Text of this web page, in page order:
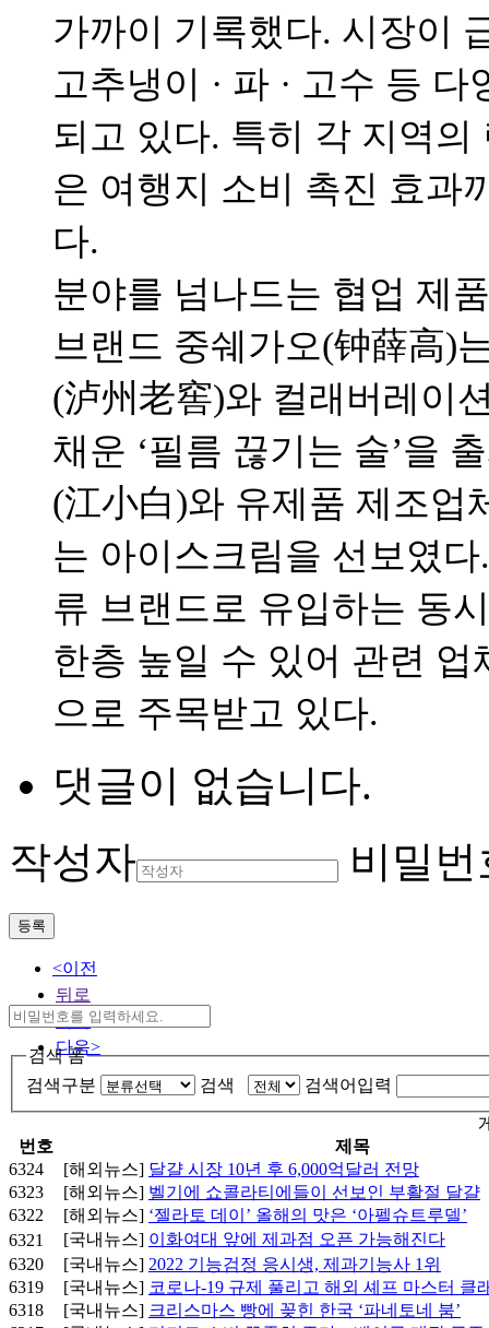
가까이 기록했다. 시장이
고추냉이 · 파 · 고수 등
되고 있다. 특히 각 지역
은 여행지 소비 촉진 효과
다.
분야를 넘나드는 협업 제
브랜드 중쉐가오(钟薛高)
(泸州老窖)와 컬래버레이
채운 ‘필름 끊기는 술’을
(江小白)와 유제품 제조업
는 아이스크림을 선보였
류 브랜드로 유입하는 동
한층 높일 수 있어 관련
으로 주목받고 있다.
댓글이 없습니다.
작성자
비밀번
등록
<이전
뒤로
목록
다음>
검색 폼
검색구분
검색 검색어입력
번호
제목
6324
[해외뉴스] 달걀 시장 10년 후 6,000억달러 전망
6323
[해외뉴스] 벨기에 쇼콜라티에들이 선보인 부활절 달걀
6322
[해외뉴스] ‘젤라토 데이’ 올해의 맛은 ‘아펠슈트루델’
6321
[국내뉴스] 이화여대 앞에 제과점 오픈 가능해진다
6320
[국내뉴스] 2022 기능검정 응시생, 제과기능사 1위
6319
[국내뉴스] 코로나-19 규제 풀리고 해외 셰프 마스터 클
6318
[국내뉴스] 크리스마스 빵에 꽂힌 한국 ‘파네토네 붐’